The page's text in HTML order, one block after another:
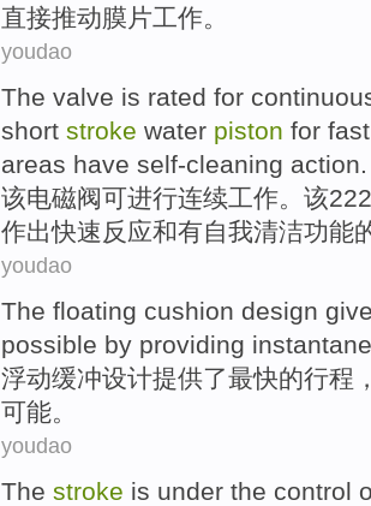
直接推动膜片工作。
youdao
The valve is rated for
short stroke water piston for fast
areas have self-cleaning action.
该电磁阀可进行连续工作。该222
作出快速 反应和有自我清洁功能
youdao
The floating cushion design
possible by providing
浮动缓冲设计提供了最快的行程
可能。
youdao
The stroke is under the control